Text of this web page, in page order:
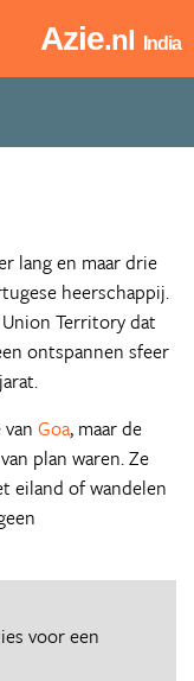
Azie.nl India
lang en maar drie
heerschappij.
Territory dat
ontspannen sfeer
Goa, maar de
plan waren. Ze
eiland of wandelen
voor een